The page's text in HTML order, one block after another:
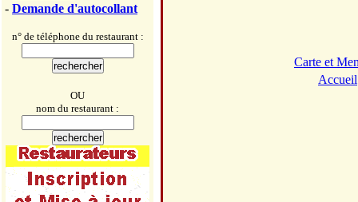
- Demande d'autocollant
n° de téléphone du restaurant :
OU
nom du restaurant :
Carte et
Accueil